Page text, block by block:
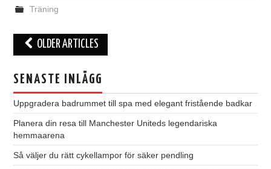
Träning
OLDER ARTICLES
SENASTE INLÄGG
Uppgradera badrummet till spa med elegant fristående badkar
Planera din resa till Manchester Uniteds legendariska
hemmaarena
Så väljer du rätt cykellampor för säker pendling